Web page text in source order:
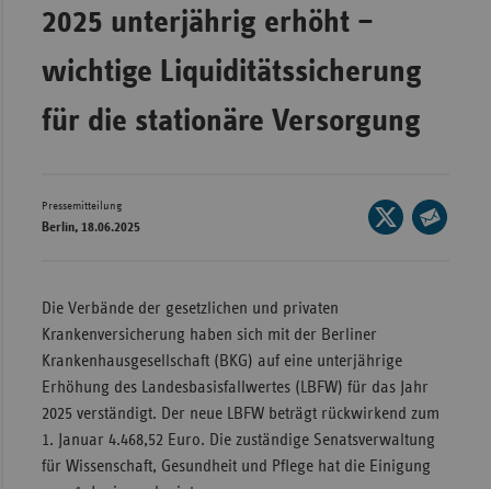
2025 unterjährig erhöht –
wichtige Liquiditätssicherung
für die stationäre Versorgung
Pressemitteilung
Berlin, 18.06.2025
Seite
auf
Die Verbände der gesetzlichen und privaten
Krankenversicherung haben sich mit der Berliner
Krankenhausgesellschaft (BKG) auf eine unterjährige
Erhöhung des Landesbasisfallwertes (LBFW) für das Jahr
2025 verständigt. Der neue LBFW beträgt rückwirkend zum
1. Januar 4.468,52 Euro. Die zuständige Senatsverwaltung
für Wissenschaft, Gesundheit und Pflege hat die Einigung